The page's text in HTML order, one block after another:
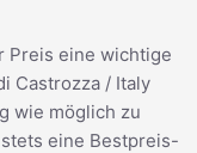
Preis eine wichtige
Castrozza / Italy
wie möglich zu
eine Bestpreis-